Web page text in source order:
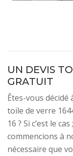
UN DEVIS
GRATUIT
Êtes-vous
toile de verre
16 ? Si c’est le
commencions à
nécessaire que